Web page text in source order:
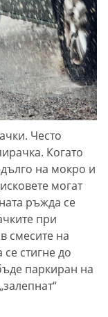
Често
Когато
на мокро и
могат
ръжда се
при
смесите на
стигне до
паркиран на